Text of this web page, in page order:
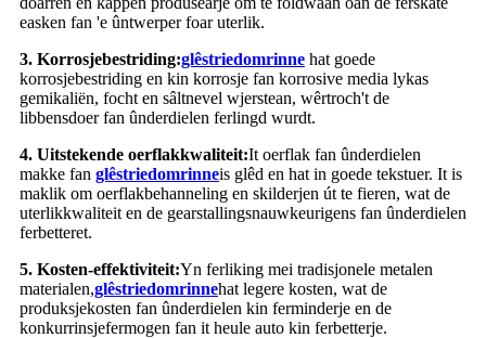
easken fan 'e ûntwerper foar uterlik.
3. Korrosjebestriding:glêstriedomrinne hat goede
korrosjebestriding en kin korrosje fan korrosive media lykas
gemikaliën, focht en sâltnevel wjerstean, wêrtroch't de
libbensdoer fan ûnderdielen ferlingd wurdt.
4. Uitstekende oerflakkwaliteit:It oerflak fan ûnderdielen
makke fan glêstriedomrinneis glêd en hat in goede tekstuer. It is
maklik om oerflakbehanneling en skilderjen út te fieren, wat de
uterlikkwaliteit en de gearstallingsnauwkeurigens fan ûnderdielen
ferbetteret.
5. Kosten-effektiviteit:Yn ferliking mei tradisjonele metalen
materialen,glêstriedomrinnehat legere kosten, wat de
produksjekosten fan ûnderdielen kin ferminderje en de
konkurrinsjefermogen fan it heule auto kin ferbetterje.